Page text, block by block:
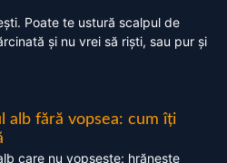
Poate te ustură scalpul de
și nu vrei să riști, sau pur și
alb fără vopsea: cum îți
care nu vopsește: hrănește